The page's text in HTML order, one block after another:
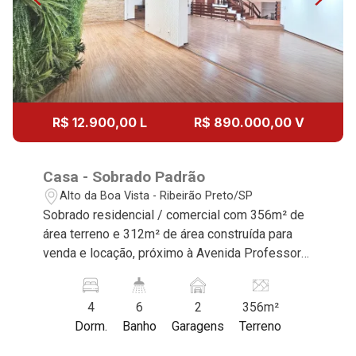
15
Aug/Sat
17
18
Aug/Tue
19
Aug/Wed
20
R$ 12.900,00 L R$ 890.000,00 V
Casa - Sobrado Padrão
Alto da Boa Vista - Ribeirão Preto/SP
Sobrado residencial / comercial com 356m² de
área terreno e 312m² de área construída para
venda e locação, próximo à Avenida Professor
Preto/SP. Conheça as características deste
imóvel que a Martinelli Imobiliária selecionou
para você: - 356m² de área terreno e 312m² de
4
Dorm.
6
Banho
2
Garagens
356m²
Terreno